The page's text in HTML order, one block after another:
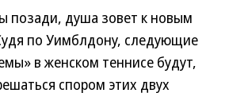
позади, душа зовет к новым
по Уимблдону, следующие
в женском теннисе будут,
спором этих двух